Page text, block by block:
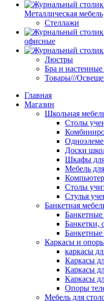
Металлическая мебель
Стеллажи
офисные
Люстры
Бра и
Товары///
Главная
Магазин
Школьная
Столы
Доски
Шкафы для
Мебель
Столы
Стулья
Банкетная
Банкетные
Банкетки,
Каркасы и
каркасы
Каркасы
Каркасы
Каркасы
Опоры
Мебель для